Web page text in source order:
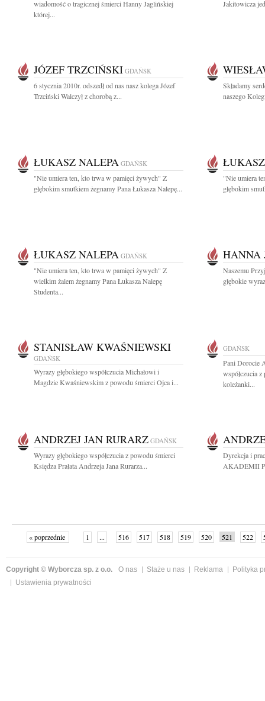
wiadomość o tragicznej śmierci Hanny Jaglińskiej
której...
Jakitowicza
JÓZEF TRZCIŃSKI GDAŃSK
6 stycznia 2010r. odszedł od nas nasz kolega Józef
Trzciński Walczył z chorobą z...
Składamy
naszego
ŁUKASZ NALEPA GDAŃSK
"Nie umiera ten, kto trwa w pamięci żywych" Z
głębokim smutkiem żegnamy Pana Łukasza Nalepę...
"Nie umiera
głębokim
ŁUKASZ NALEPA GDAŃSK
"Nie umiera ten, kto trwa w pamięci żywych" Z
wielkim żalem żegnamy Pana Łukasza Nalepę
Studenta...
HANNA
Naszemu
głębokie
STANISŁAW KWAŚNIEWSKI
GDAŃSK
Wyrazy głębokiego współczucia Michałowi i
Magdzie Kwaśniewskim z powodu śmierci Ojca i...
GDAŃSK
Pani Dorocie
współczucia
koleżanki...
ANDRZEJ JAN RURARZ GDAŃSK
Wyrazy głębokiego współczucia z powodu śmierci
Księdza Prałata Andrzeja Jana Rurarza...
Dyrekcja i
AKADEMII
« poprzednie 1 ... 516 517 518 519 520 521 522
Copyright © Wyborcza sp. z o.o. O nas Staże u nas Reklama
Polityka
Ustawienia prywatności